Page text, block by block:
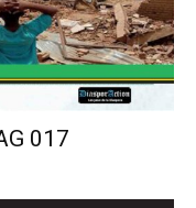
017